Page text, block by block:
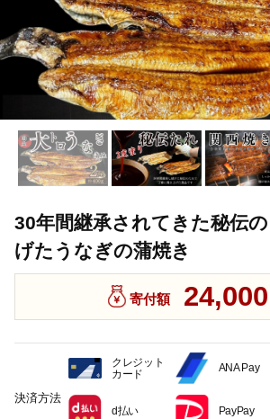
30年間継承されてきた秘伝
げたうなぎの蒲焼き
寄付額
決済方法
クレジット
カード
ANA Pay
d払い PayPay